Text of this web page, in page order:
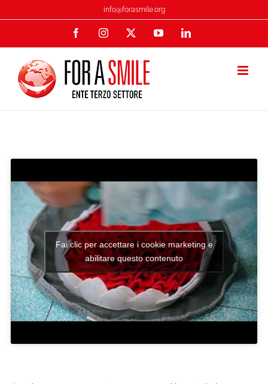
info@forasmile.org
FacebookInstagram YouTubeLinkedIn
Fai clic per accettare i cookie marketing e
abilitare questo contenuto